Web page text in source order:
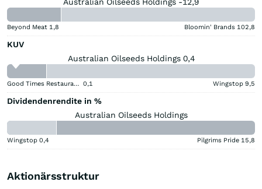
Beyond Meat 1,8 Bloomin' Brands 102,8
KUV
Australian Oilseeds Holdings 0,4
Good Times Restaurants 0,1 Wingstop 9,5
Dividendenrendite in %
Australian Oilseeds Holdings
Wingstop 0,4 Pilgrims Pride 15,8
Aktionärsstruktur